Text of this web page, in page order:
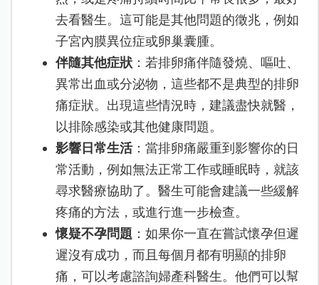
去看醫生。這可能是其他問題的徵兆，例如
子宮內膜異位症或卵巢囊腫。
伴隨其他症狀：若排卵痛伴隨發燒、嘔吐、
異常出血或分泌物，這些都不是典型的排卵
痛症狀。出現這些情況時，建議盡快就醫，
以排除感染或其他健康問題。
影響日常生活：當排卵痛嚴重到影響你的日
常活動，例如無法正常工作或睡眠時，就該
尋求醫療協助了。醫生可能會建議一些緩解
疼痛的方法，或進行進一步檢查。
懷疑不孕問題 ：如果你一直在嘗試懷孕但遲
遲沒有成功，而且每個月都有明顯的排卵
痛，可以考慮諮詢婦產科醫生。他們可以幫